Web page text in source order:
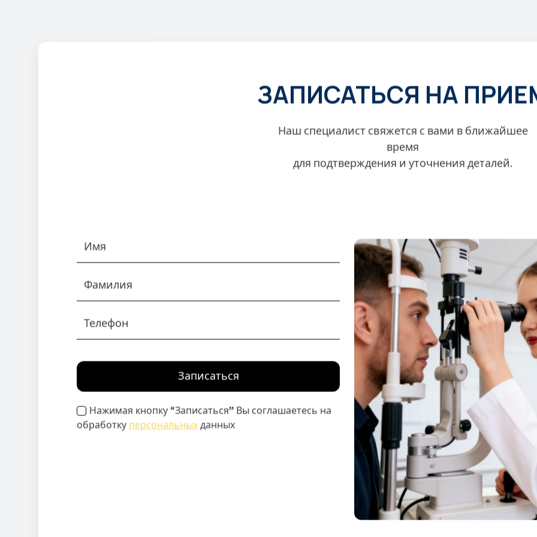
ЗАПИСАТЬСЯ НА
Наш специалист свяжется с вами в ближайшее
время
для подтверждения и уточнения деталей.
Записаться
Нажимая кнопку “Записаться” Вы соглашаетесь на
обработку персональныхданных